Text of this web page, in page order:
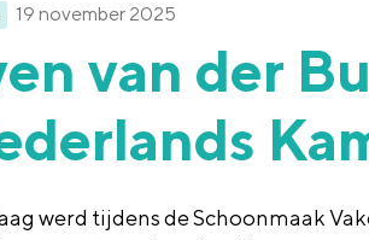
19 november 2025
van der
werd tijdens de Schoonmaak